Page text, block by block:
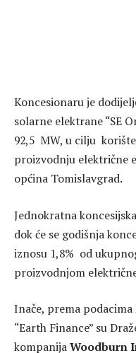
Koncesionaru je
solarne elektrane “SE
92,5 MW, u cilju
proizvodnju električne
općina Tomislavgrad.
Jednokratna
dok će se godišnja
iznosu 1,8% od
proizvodnjom
Inače, prema podacima
“Earth Finance” su
kompanijaWoodburn